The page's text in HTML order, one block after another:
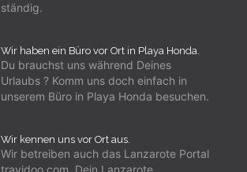
ständig.
Wir haben ein Büro vor Ort in Playa Honda.
Du brauchst uns während Deines
Urlaubs ? Komm uns doch einfach in
unserem Büro in Playa Honda besuchen.
Wir kennen uns vor Ort aus.
Wir betreiben auch das Lanzarote Portal